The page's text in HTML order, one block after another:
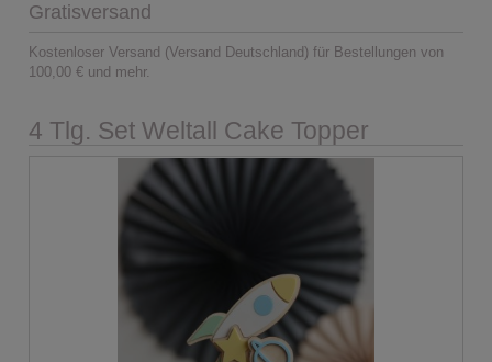
Gratisversand
Kostenloser Versand (Versand Deutschland) für Bestellungen von
100,00 € und mehr.
4 Tlg. Set Weltall Cake Topper